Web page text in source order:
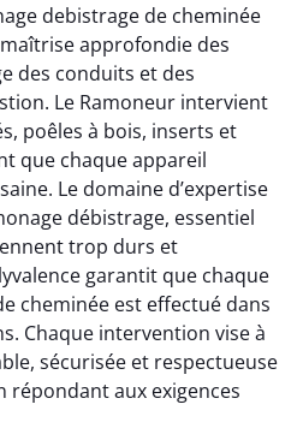
debistrage de cheminée
approfondie des
des conduits et des
Le Ramoneur intervient
poêles à bois, inserts et
que chaque appareil
Le domaine d’expertise
débistrage, essentiel
trop durs et
garantit que chaque
cheminée est effectué dans
Chaque intervention vise à
sécurisée et respectueuse
répondant aux exigences